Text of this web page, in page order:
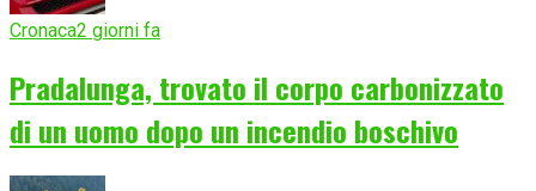
Cronaca2 giorni fa
Pradalunga, trovato il corpo carbonizzato
di un uomo dopo un incendio boschivo